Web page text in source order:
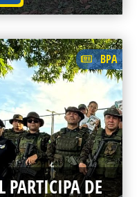
BPA
DE